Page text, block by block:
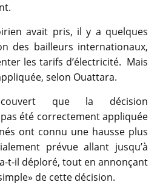
avait pris, il y a quelques
des bailleurs internationaux,
les tarifs d’électricité. Mais
selon Ouattara.
que la décision
été correctement appliquée
ont connu une hausse plus
prévue allant jusqu’à
a-t-il déploré, tout en annonçant
de cette décision.